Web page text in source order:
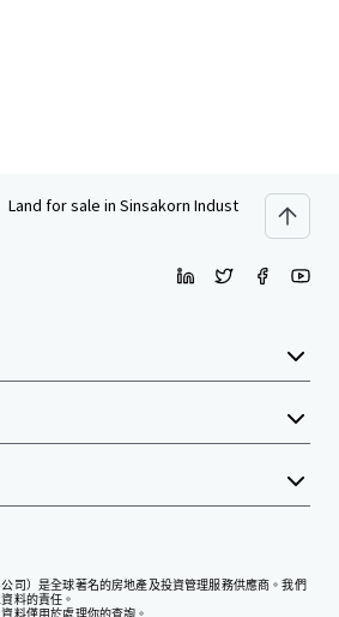
Land for sale in Sinsakorn Industrial Estate
司）是全球著名的房地產及投資管理服務供應商。我們
料的責任。